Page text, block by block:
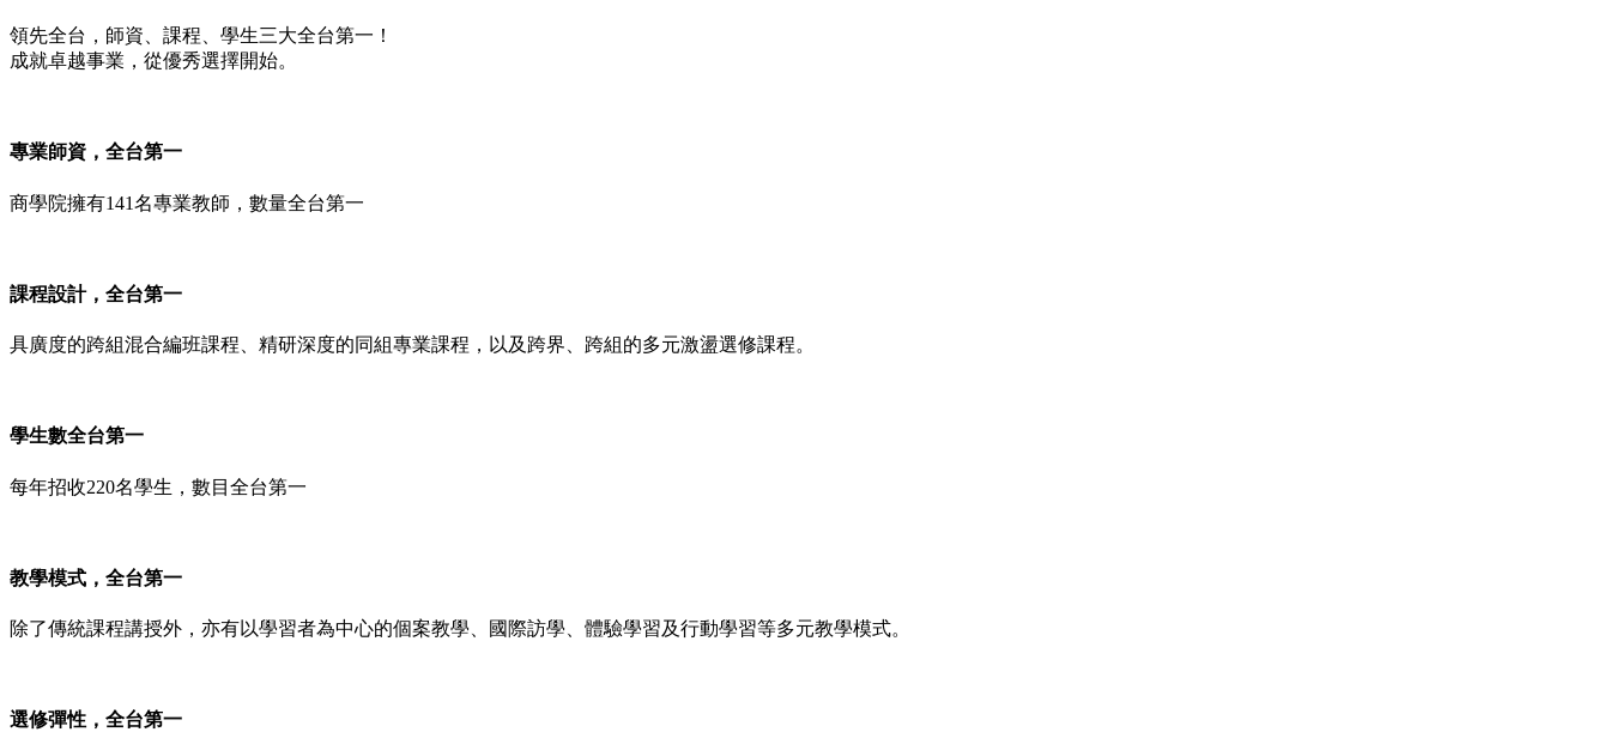
領先全台，師資、課程、學生三大全台第一！
成就卓越事業，從優秀選擇開始。
專業師資，全台第一
商學院擁有141名專業教師，數量全台第一
課程設計，全台第一
具廣度的跨組混合編班課程、精研深度的同組專業課程，以及跨界、跨組的多元激盪選修課程。
學生數全台第一
每年招收220名學生，數目全台第一
教學模式，全台第一
除了傳統課程講授外，亦有以學習者為中心的個案教學、國際訪學、體驗學習及行動學習等多元教學模式。
選修彈性，全台第一